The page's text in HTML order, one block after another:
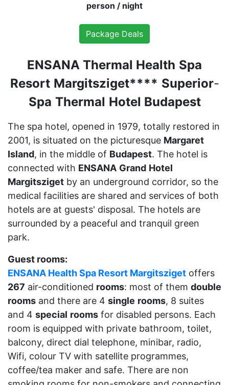
person / night
Package Deals
ENSANA Thermal Health Spa
Resort Margitsziget**** Superior-
Spa Thermal Hotel Budapest
The spa hotel, opened in 1979, totally restored in
2001, is situated on the picturesque Margaret
Island, in the middle of Budapest. The hotel is
connected with ENSANA Grand Hotel
Margitsziget by an underground corridor, so the
medical facilities are shared and services of both
hotels are at guests' disposal. The hotels are
surrounded by a peaceful and tranquil green
park.
Guest rooms:
ENSANA Health Spa Resort Margitsziget offers
267 air-conditioned rooms: most of them double
rooms and there are 4 single rooms, 8 suites
and 4 special rooms for disabled persons. Each
room is equipped with private bathroom, toilet,
balcony, direct dial telephone, minibar, radio,
Wifi, colour TV with satellite programmes,
coffee/tea maker and safe. There are non